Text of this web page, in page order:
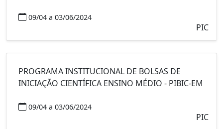
09/04 a 03/06/2024
PIC
PROGRAMA INSTITUCIONAL DE BOLSAS DE
INICIAÇÃO CIENTÍFICA ENSINO MÉDIO - PIBIC-EM
09/04 a 03/06/2024
PIC